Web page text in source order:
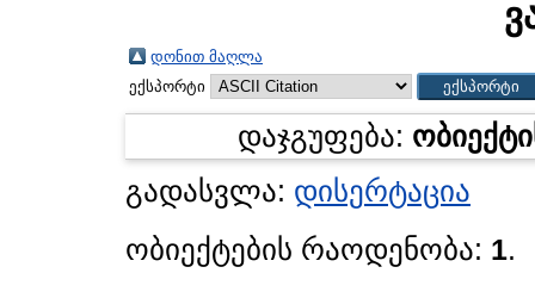
დონით მაღლა
ექსპორტი
დაჯგუფება:
გადასვლა: დისერტაცია
ობიექტების რაოდენობა: 1.